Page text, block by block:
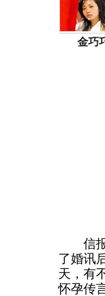
金巧
信报
了婚讯
天，有
怀孕传